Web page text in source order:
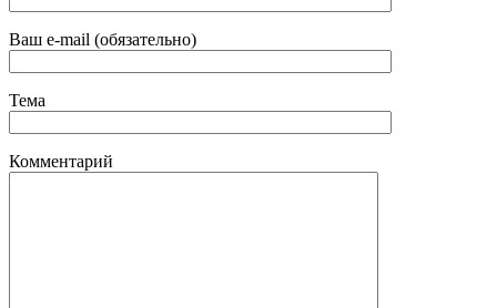
Ваш e-mail (обязательно)
Тема
Комментарий